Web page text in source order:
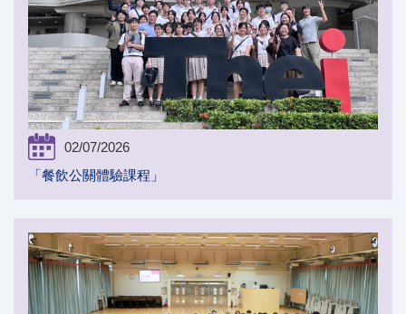
02/07/2026
「餐飲公關體驗課程」